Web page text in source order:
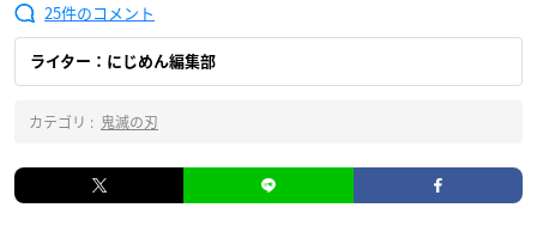
25
ライター：にじめん編集部
カテゴリ : 鬼滅の刃